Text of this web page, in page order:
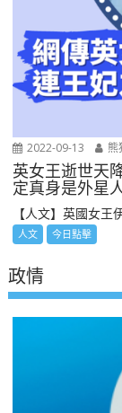
2022-09-13 熊
英女王逝世天
定真身是外星
【人文】英國女王
人文 今日點擊
政情